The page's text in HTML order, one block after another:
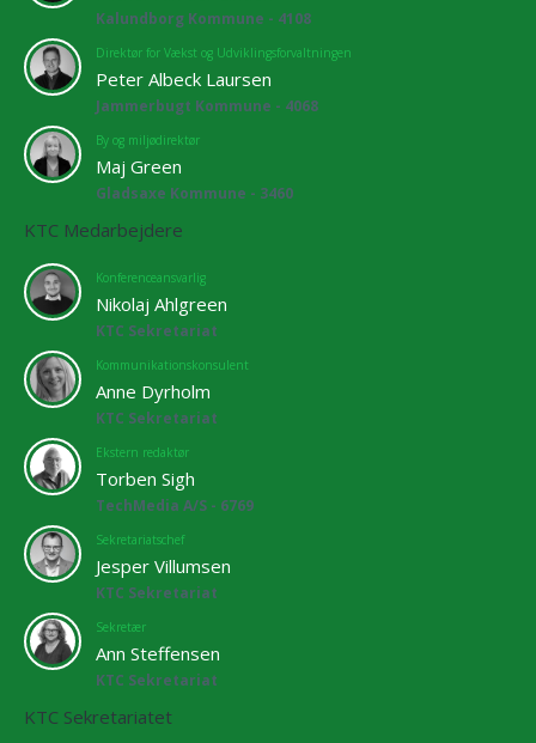
Kalundborg Kommune - 4108
Direktør for Vækst og Udviklingsforvaltningen
Peter Albeck Laursen
Jammerbugt Kommune - 4068
By og miljødirektør
Maj Green
Gladsaxe Kommune - 3460
KTC Medarbejdere
Konferenceansvarlig
Nikolaj Ahlgreen
KTC Sekretariat
Kommunikationskonsulent
Anne Dyrholm
KTC Sekretariat
Ekstern redaktør
Torben Sigh
TechMedia A/S - 6769
Sekretariatschef
Jesper Villumsen
KTC Sekretariat
Sekretær
Ann Steffensen
KTC Sekretariat
KTC Sekretariatet